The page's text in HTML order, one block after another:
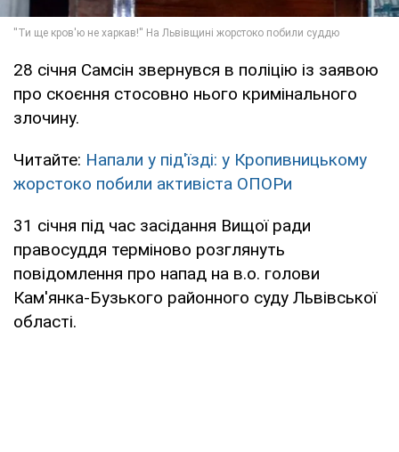
28 січня Самсін звернувся в поліцію із заявою
про скоєння стосовно нього кримінального
злочину.
Читайте: Напали у під'їзді: у Кропивницькому
жорстоко побили активіста ОПОРи
31 січня під час засідання Вищої ради
правосуддя терміново розглянуть
повідомлення про напад на в.о. голови
Кам'янка-Бузького районного суду Львівської
області.